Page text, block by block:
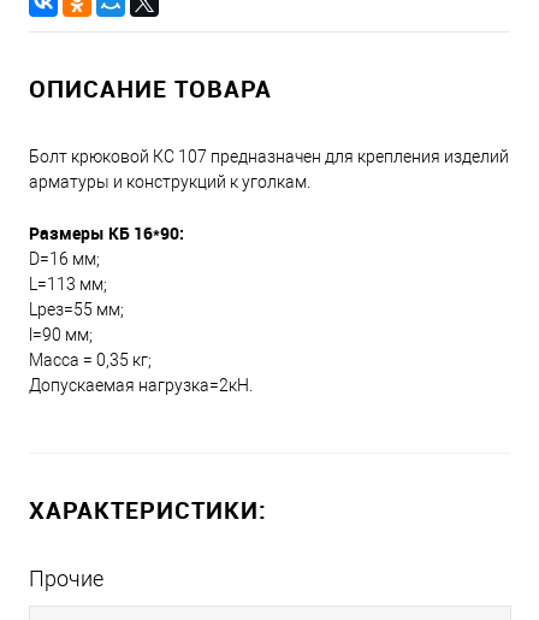
ОПИСАНИЕ ТОВАРА
Болт крюковой КС 107 предназначен для крепления изделий
арматуры и конструкций к уголкам.
Размеры КБ 16*90:
D=16 мм;
L=113 мм;
Lрез=55 мм;
l=90 мм;
Масса = 0,35 кг;
Допускаемая нагрузка=2кН.
ХАРАКТЕРИСТИКИ:
Прочие